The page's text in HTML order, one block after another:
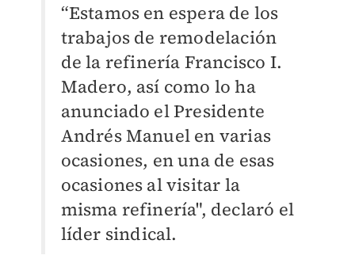
“Estamos en espera de los
trabajos de remodelación
de la refinería Francisco I.
Madero, así como lo ha
anunciado el Presidente
Andrés Manuel en varias
ocasiones, en una de esas
ocasiones al visitar la
misma refinería", declaró el
líder sindical.